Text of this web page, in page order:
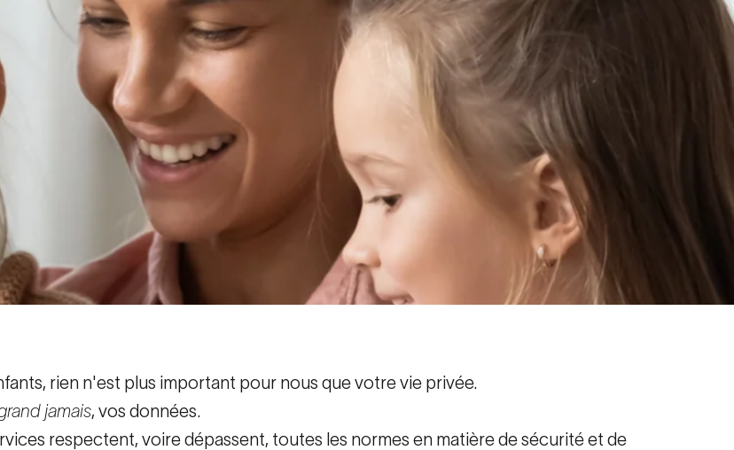
rien n'est plus important pour nous que votre vie privée.
jamais, vos données.
respectent, voire dépassent, toutes les normes en matière de sécurité et de